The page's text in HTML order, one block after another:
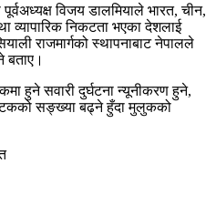
विजय डालमियाले भारत, चीन,
व्यापारिक निकटता भएका देशलाई
राजमार्गको स्थापनाबाट नेपालले
बताए।
हुने सवारी दुर्घटना न्यूनीकरण हुने,
सङ्ख्या बढ्ने हुँदा मुलुकको